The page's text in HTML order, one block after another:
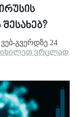
გვერდზე 24
იხილეთ ვრცლად